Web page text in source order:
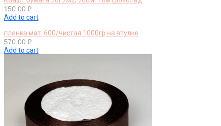
150.00 ₽
Add to cart
пленка мат. 600/чистая 1000гр на втулке
570.00 ₽
Add to cart